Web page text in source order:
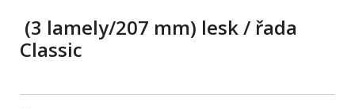
(3 lamely/207 mm) lesk/ řada
Classic